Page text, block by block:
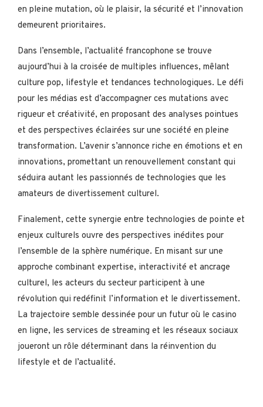
en pleine mutation, où le plaisir, la sécurité et l’innovation
demeurent prioritaires.
Dans l’ensemble, l’actualité francophone se trouve
aujourd’hui à la croisée de multiples influences, mêlant
culture pop, lifestyle et tendances technologiques. Le défi
pour les médias est d’accompagner ces mutations avec
rigueur et créativité, en proposant des analyses pointues
et des perspectives éclairées sur une société en pleine
transformation. L’avenir s’annonce riche en émotions et en
innovations, promettant un renouvellement constant qui
séduira autant les passionnés de technologies que les
amateurs de divertissement culturel.
Finalement, cette synergie entre technologies de pointe et
enjeux culturels ouvre des perspectives inédites pour
l’ensemble de la sphère numérique. En misant sur une
approche combinant expertise, interactivité et ancrage
culturel, les acteurs du secteur participent à une
révolution qui redéfinit l’information et le divertissement.
La trajectoire semble dessinée pour un futur où le casino
en ligne, les services de streaming et les réseaux sociaux
joueront un rôle déterminant dans la réinvention du
lifestyle et de l’actualité.